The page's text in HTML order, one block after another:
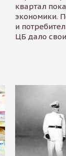
квартал
экономики.
и
ЦБ дало